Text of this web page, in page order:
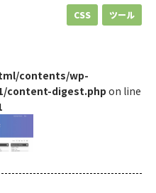
CSS ツール
contents/wp-
content-digest.php on line